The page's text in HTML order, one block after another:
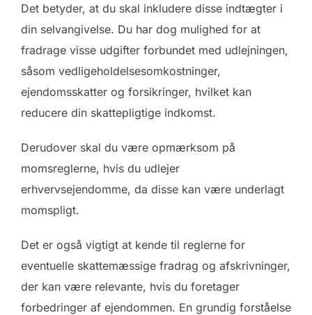
Det betyder, at du skal inkludere disse indtægter i
din selvangivelse. Du har dog mulighed for at
fradrage visse udgifter forbundet med udlejningen,
såsom vedligeholdelsesomkostninger,
ejendomsskatter og forsikringer, hvilket kan
reducere din skattepligtige indkomst.
Derudover skal du være opmærksom på
momsreglerne, hvis du udlejer
erhvervsejendomme, da disse kan være underlagt
momspligt.
Det er også vigtigt at kende til reglerne for
eventuelle skattemæssige fradrag og afskrivninger,
der kan være relevante, hvis du foretager
forbedringer af ejendommen. En grundig forståelse